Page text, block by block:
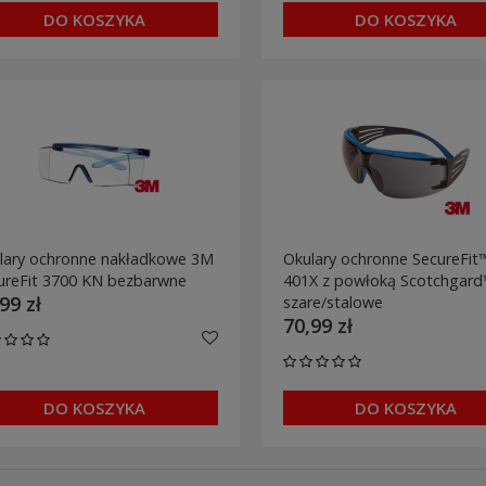
DO KOSZYKA DO KOSZYKA
ochronne nakładkowe 3M
3700 KN bezbarwne
zł
DO KOSZYKA
Okulary ochronne
401X z powłoką
szare/stalowe
70,99 zł
DO KOSZYKA